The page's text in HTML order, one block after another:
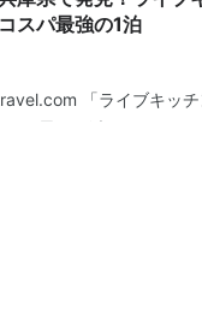
スパ最強の1泊